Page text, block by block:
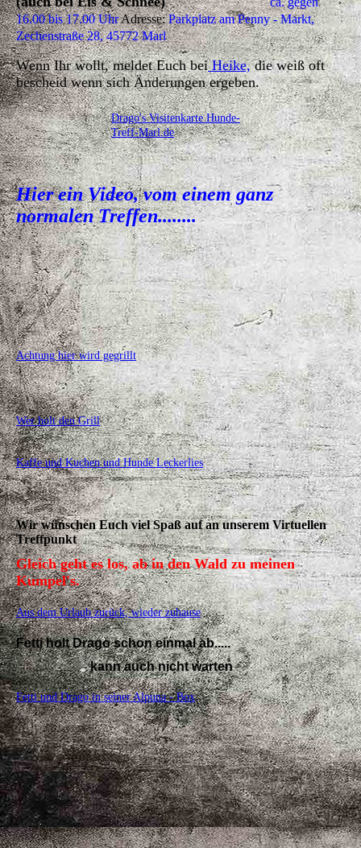
16.00 bis 17.00 UhrAdresse:Parkplatz am Penny - Markt,
Zechenstraße 28, 45772 Marl
Wenn Ihr wollt, meldet Euch beiHeike,die weiß oft
bescheid wenn sich Änderungen ergeben.
Drago's Visitenkarte Hunde-
Treff-Marl.de
Hier ein Video, vom einem ganz
normalen Treffen........
Achtung hier wird gegrillt
Wer holt den Grill
Kaffe und Kuchen und Hunde Leckerlies
Wir wünschen Euch viel Spaß auf an unserem Virtuellen
Treffpunkt
Gleich geht es los, ab in den Wald zu meinen
Kumpel's.
Aus dem Urlaub zurück, wieder zuhause
Fetti holt Drago schon einmal ab.....
kann auch nicht warten
Fetti und Drago in seiner Alpuna - Box